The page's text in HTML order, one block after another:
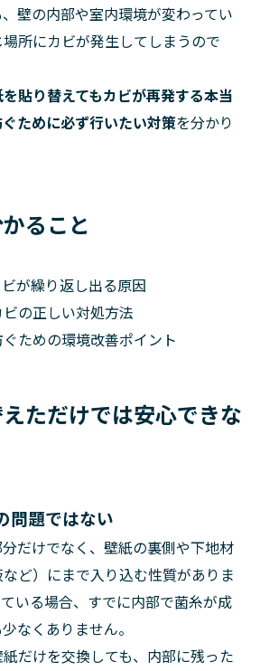
壁の内部や室内環境が変わってい
所にカビが発生してしまうので
貼り替えてもカビが再発する本当
ために必ず行いたい対策を分かり
ること
が繰り返し出る原因
の正しい対処方法
ための環境改善ポイント
ただけでは安心できな
問題ではない
だけでなく、壁紙の裏側や下地材
など）にまで入り込む性質がありま
いる場合、すでに内部で菌糸が成
なくありません。
だけを交換しても、内部に残った